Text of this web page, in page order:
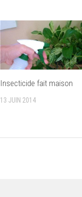
Insecticide fait maison
13 JUIN 2014